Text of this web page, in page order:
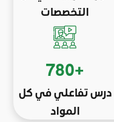
التخصصات
+
780
درس تفاعلي في كل
المواد